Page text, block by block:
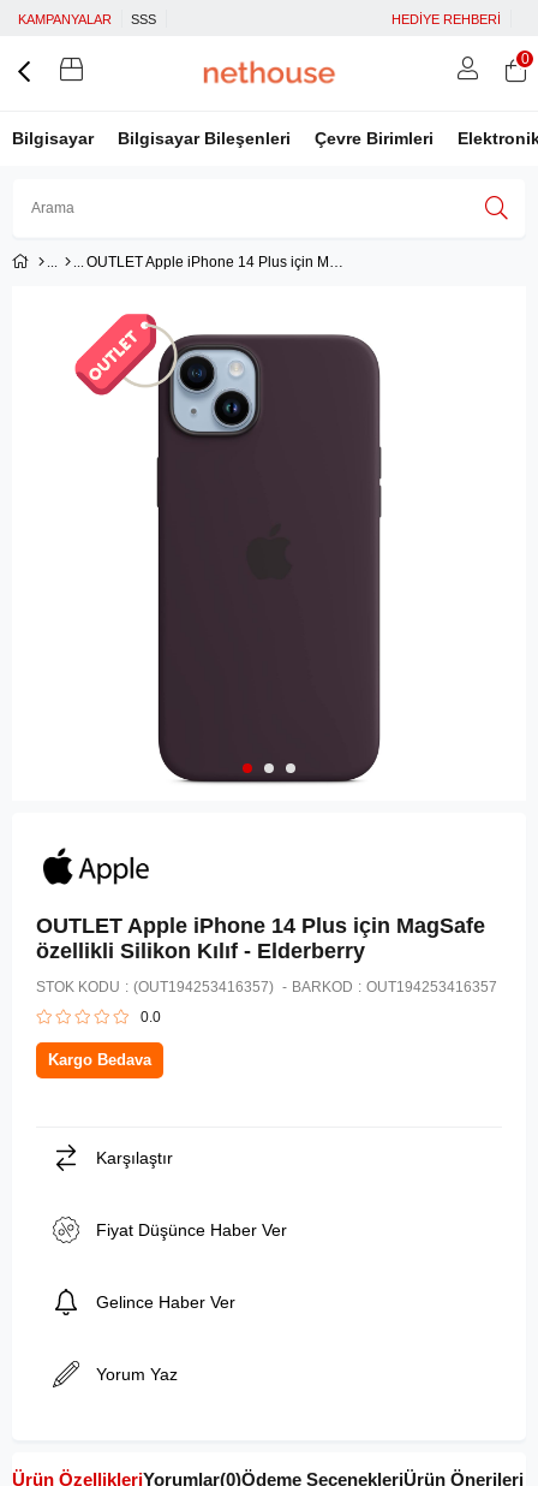
KAMPANYALAR SSS HEDİYE REHBERİ
Bilgisayar Bilgisayar Bileşenleri Çevre Birimleri
Üye Girişi Facebook İle Bağlan
0
OUTLET Apple iPhone 14 Plus için MagSafe özellikli Silikon Kılıf - Elderberry ​​​​​​​
OUTLET Apple iPhone 14 Plus için MagSafe
özellikli Silikon Kılıf - Elderberry ​​​​​​​
STOK KODU (OUT194253416357) BARKOD : OUT194253416357
0.0
Kargo Bedava
Karşılaştır
Fiyat Düşünce Haber Ver
Gelince Haber Ver
Yorum Yaz
Ürün ÖzellikleriYorumlar(0)Ödeme SeçenekleriÜrün Önerileri